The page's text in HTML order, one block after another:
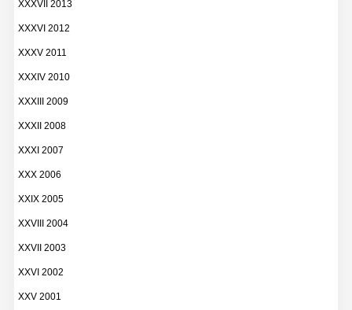
XXXVII 2013
XXXVI 2012
XXXV 2011
XXXIV 2010
XXXIII 2009
XXXII 2008
XXXI 2007
XXX 2006
XXIX 2005
XXVIII 2004
XXVII 2003
XXVI 2002
XXV 2001